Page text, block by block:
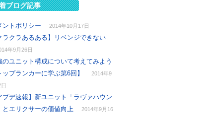
ブログ記事
ントポリシー 2014年10月17日
ラクラあるある】リベンジできない
年9月26日
のユニット構成について考えてみよう
ップランカーに学ぶ第6回】
2014年9
プデ速報】新ユニット「ラヴァハウン
とエリクサーの価値向上
2014年9月16